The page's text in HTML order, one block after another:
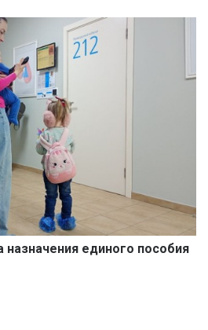
единого пособия